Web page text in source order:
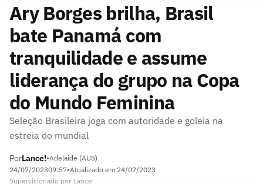
Ary Borges brilha, Brasil
bate Panamá com
tranquilidade e assume
liderança do grupo na Copa
do Mundo Feminina
Seleção Brasileira joga com autoridade e goleia na
estreia do mundial
PorLance!•Adelaide (AUS)
24/07/202309:57•Atualizado em 24/07/2023
Supervisionado por Lance!